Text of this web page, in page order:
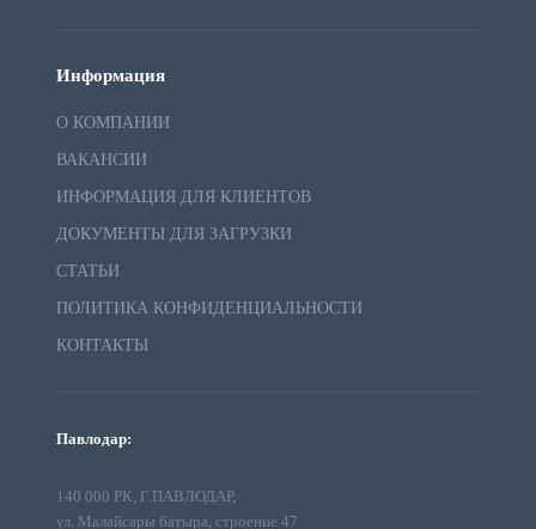
Информация
О КОМПАНИИ
ВАКАНСИИ
ИНФОРМАЦИЯ ДЛЯ КЛИЕНТОВ
ДОКУМЕНТЫ ДЛЯ ЗАГРУЗКИ
СТАТЬИ
ПОЛИТИКА КОНФИДЕНЦИАЛЬНОСТИ
КОНТАКТЫ
Павлодар:
140 000 РК, Г.ПАВЛОДАР,
ул. Малайсары батыра, строение 47